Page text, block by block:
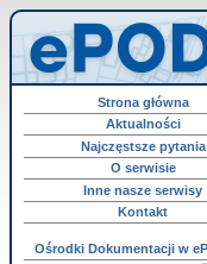
Strona główna
Aktualności
Najczęstsze pytania
O serwisie
Inne nasze serwisy
Kontakt
Ośrodki Dokumentacji w